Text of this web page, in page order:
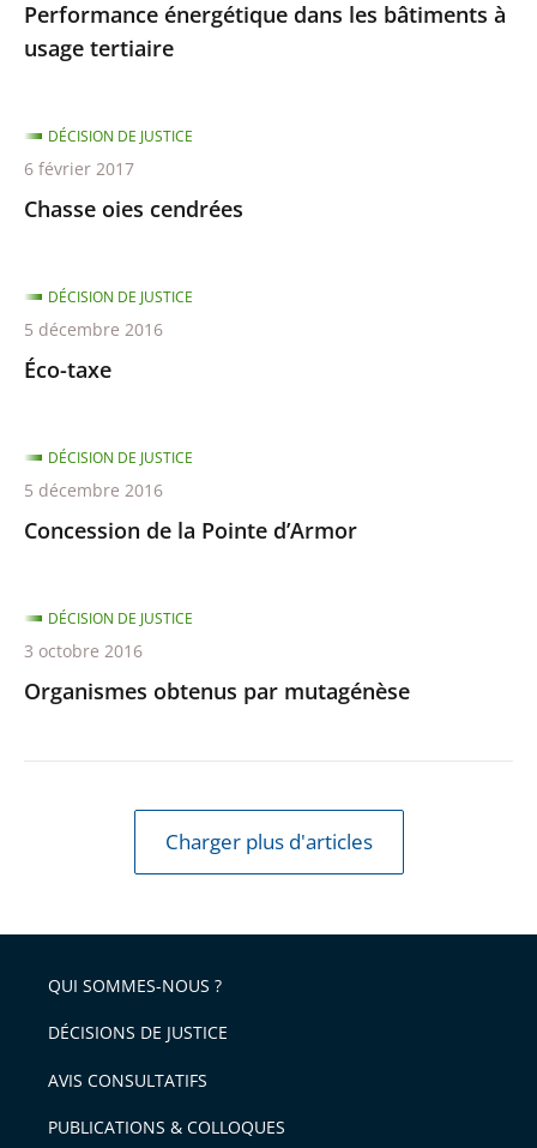
Performance énergétique dans les bâtiments à
usage tertiaire
Chasse oies cendrées
DÉCISION DE JUSTICE
6 février 2017
Éco-taxe
DÉCISION DE JUSTICE
5 décembre 2016
Concession de la Pointe d’Armor
DÉCISION DE JUSTICE
5 décembre 2016
Organismes obtenus par mutagénèse
DÉCISION DE JUSTICE
3 octobre 2016
Charger plus d'articles
QUI SOMMES-NOUS ?
DÉCISIONS DE JUSTICE
AVIS CONSULTATIFS
PUBLICATIONS & COLLOQUES